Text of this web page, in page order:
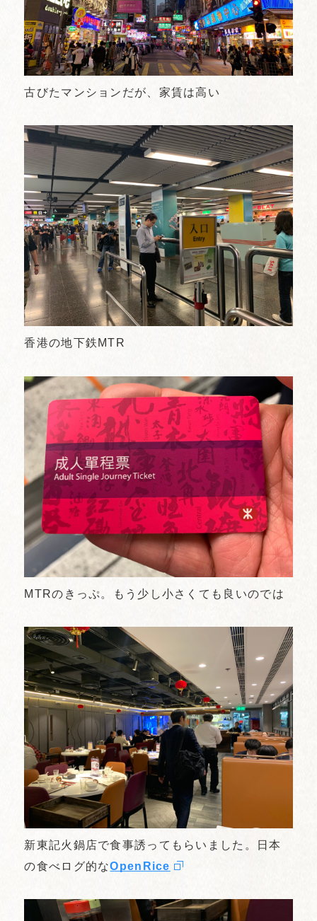
古びたマンションだが、家賃は高い
香港の地下鉄MTR
MTRのきっぷ。もう少し小さくても良いのでは
新東記火鍋店で食事誘ってもらいました。日本
の食べログ的なOpenRice